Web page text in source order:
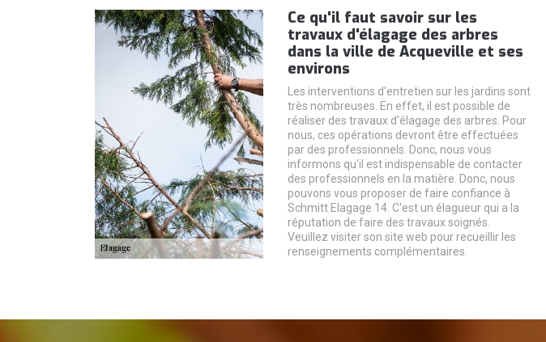
Ce qu'il faut savoir sur les
travaux d'élagage des arbres
dans la ville de Acqueville et ses
environs
Les interventions d'entretien sur les jardins sont
très nombreuses. En effet, il est possible de
réaliser des travaux d'élagage des arbres. Pour
nous, ces opérations devront être effectuées
par des professionnels. Donc, nous vous
informons qu'il est indispensable de contacter
des professionnels en la matière. Donc, nous
pouvons vous proposer de faire confiance à
Schmitt Elagage 14. C'est un élagueur qui a la
réputation de faire des travaux soignés.
Veuillez visiter son site web pour recueillir les
renseignements complémentaires.